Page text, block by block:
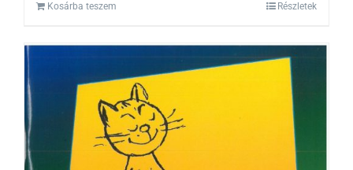
Kosárba teszem Részletek